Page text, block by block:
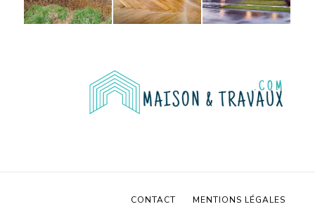
CONTACT MENTIONS LÉGALES